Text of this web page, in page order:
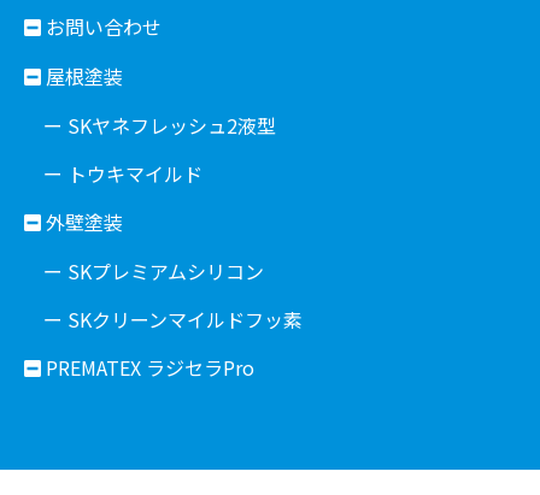
お問い合わせ
屋根塗装
ー SKヤネフレッシュ2液型
ー トウキマイルド
外壁塗装
ー SKプレミアムシリコン
ー SKクリーンマイルドフッ素
PREMATEX ラジセラPro